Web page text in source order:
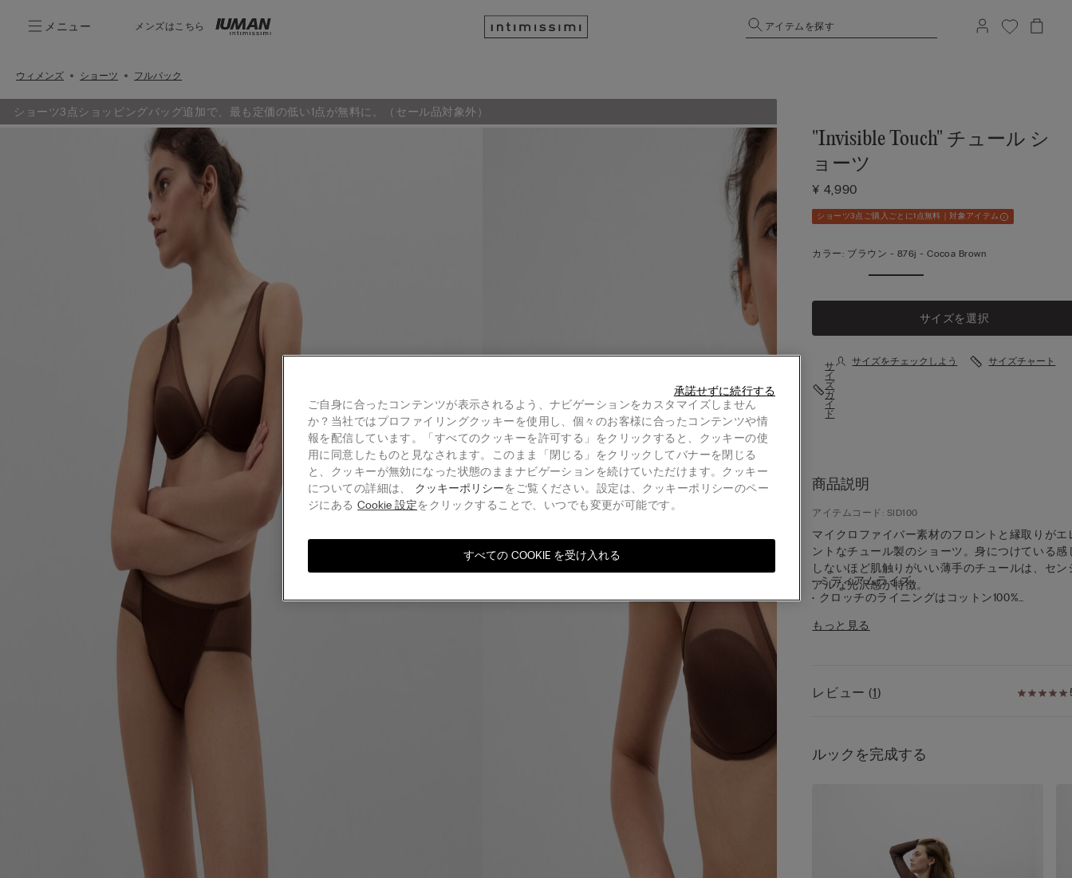
メニュー メンズはこちら アイテムを探す
ウィメンズ ショーツ フルバック
ショーツ3点ショッピングバッグ追加で、最も定価の低い1点が無料に。（セール品対象外）
"Invisible Touch" チュール シ
ョーツ
¥ 4,990
ショーツ3点ご購入ごとに1点無料｜対象アイテム
カラー: ブラウン - 876j - Cocoa Brown
サイズを選択
サ
イ
ズ
ガ
イ
ド
サイズをチェックしよう サイズチャート
商品説明
アイテムコード: SID100
マイクロファイバー素材のフロントと縁取りがエ
ントなチュール製のショーツ。身につけている感
しないほど肌触りがいい薄手のチュールは、セン
アルな光沢感が特徴。
• ミディアムライズ
• クロッチのライニングはコットン100%
• モデル身長175cm、Sサイズを着用
もっと見る
レビュー(1)
ルックを完成する
ご自身に合ったコンテンツが表示されるよう、ナビゲーションをカスタマイズしません
か？当社ではプロファイリングクッキーを使用し、個々のお客様に合ったコンテンツや情
報を配信しています。「すべてのクッキーを許可する」をクリックすると、クッキーの使
用に同意したものと見なされます。このまま「閉じる」をクリックしてバナーを閉じる
と、クッキーが無効になった状態のままナビゲーションを続けていただけます。クッキー
についての詳細は、 クッキーポリシーをご覧ください。設定は、クッキーポリシーのペー
ジにあるCookie 設定をクリックすることで、いつでも変更が可能です。
すべての COOKIE を受け入れる
承諾せずに続行する